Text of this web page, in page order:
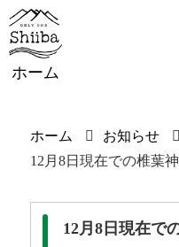
ホーム
ホーム
お知らせ
12月8日現在での椎葉
12月8日現在で